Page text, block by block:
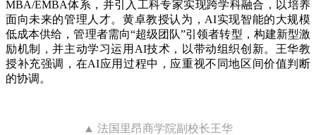
MBA/EMBA体系，并引入工科专家实现跨学科融合，以培养
面向未来的管理人才。黄卓教授认为，AI实现智能的大规模
低成本供给，管理者需向“超级团队”引领者转型，构建新型激
励机制，并主动学习运用AI技术，以带动组织创新。王华教
授补充强调，在AI应用过程中，应重视不同地区间价值判断
的协调。
▲ 法国里昂商学院副校长王华